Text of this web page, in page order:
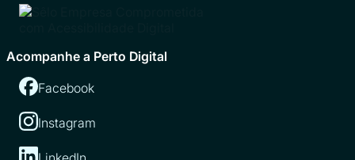
Acompanhe a Perto Digital
Facebook
Instagram